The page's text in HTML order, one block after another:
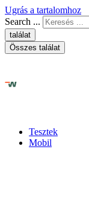
Ugrás a tartalomhoz
Search ...
találat
Összes találat
Tesztek
Mobil